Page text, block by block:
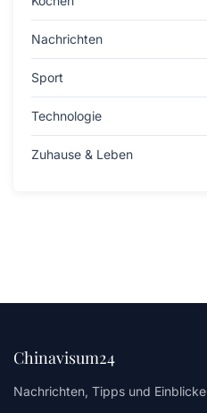
Nachrichten
Sport
Technologie
Zuhause & Leben
Chinavisum24
Nachrichten, Tipps und Einblicke